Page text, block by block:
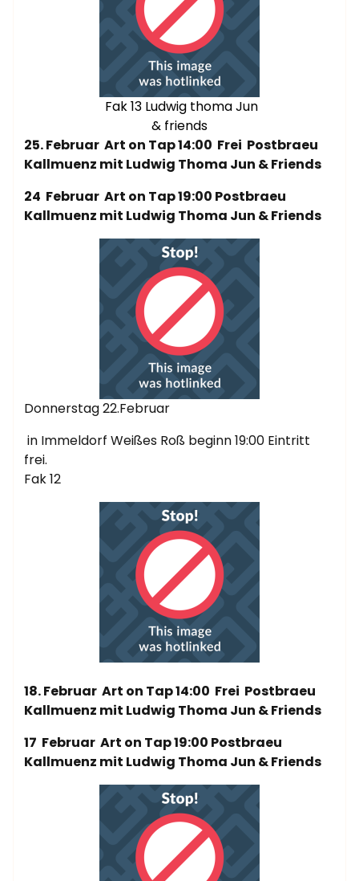
Fak 13 Ludwig thoma Jun
& friends
25. Februar Art on Tap 14:00 Frei Postbraeu
Kallmuenz mit Ludwig Thoma Jun & Friends
24 Februar Art on Tap 19:00 Postbraeu
Kallmuenz mit Ludwig Thoma Jun & Friends
Donnerstag 22.Februar
in Immeldorf Weißes Roß beginn 19:00 Eintritt
frei.
Fak 12
18. Februar Art on Tap 14:00 Frei Postbraeu
Kallmuenz mit Ludwig Thoma Jun & Friends
17 Februar Art on Tap 19:00 Postbraeu
Kallmuenz mit Ludwig Thoma Jun & Friends